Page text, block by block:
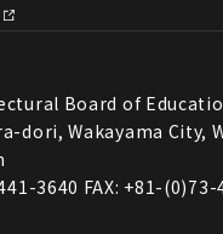
Board of
dori, Wakayama City,
3640 FAX: +81-(0)73-